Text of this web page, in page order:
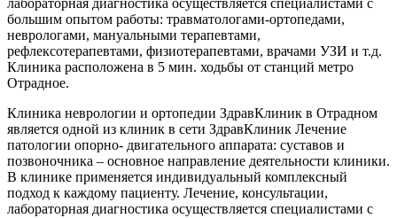
лабораторная диагностика осуществляется специалистами с
большим опытом работы: травматологами-ортопедами,
неврологами, мануальными терапевтами,
рефлексотерапевтами, физиотерапевтами, врачами УЗИ и т.д.
Клиника расположена в 5 мин. ходьбы от станций метро
Отрадное.
Клиника неврологии и ортопедии ЗдравКлиник в Отрадном
является одной из клиник в сети ЗдравКлиник Лечение
патологии опорно- двигательного аппарата: суставов и
позвоночника – основное направление деятельности клиники.
В клинике применяется индивидуальный комплексный
подход к каждому пациенту. Лечение, консультации,
лабораторная диагностика осуществляется специалистами с